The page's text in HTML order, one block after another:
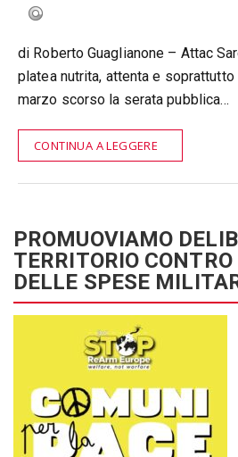
di Roberto Guaglianone – Attac
platea nutrita, attenta e
marzo scorso la serata pubblica…
CONTINUA A LEGGERE
PROMUOVIAMO
TERRITORIO
DELLE SPESE